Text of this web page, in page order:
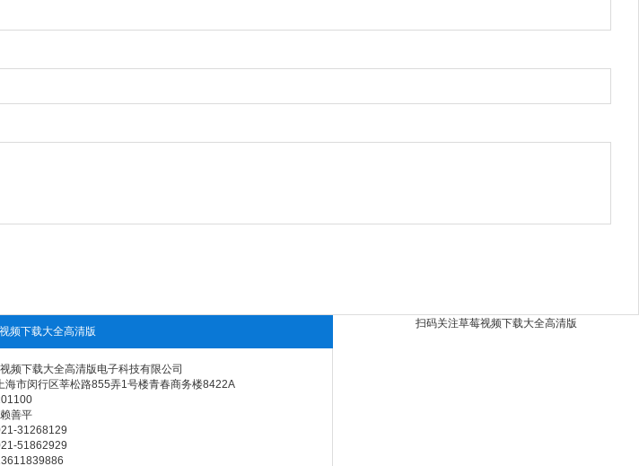
频下载大全高清版
频下载大全高清版电子科技有限公司
上海市闵行区莘松路855弄1号楼青春商务楼8422A
201100
赖善平
021-31268129
021-51862929
13611839886
扫码关注草莓视频下载大全高清版